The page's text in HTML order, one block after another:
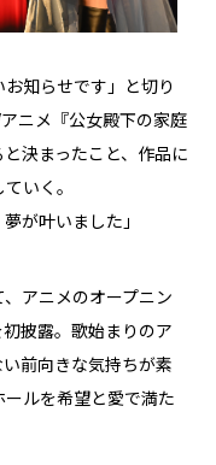
知らせです」と切り
ニメ『公女殿下の家庭
決まったこと、作品に
いく。
が叶いました」
アニメのオープニン
披露。歌始まりのア
前向きな気持ちが素
ルを希望と愛で満た